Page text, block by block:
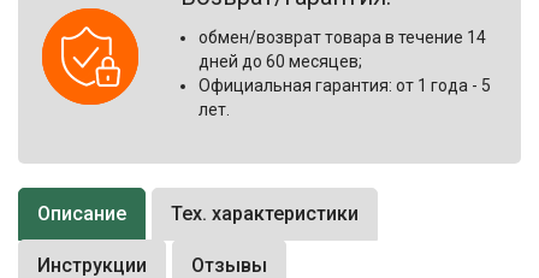
обмен/возврат товара в течение 14
дней до 60 месяцев;
Официальная гарантия: от 1 года - 5
лет.
Описание Тех. характеристики
Инструкции Отзывы